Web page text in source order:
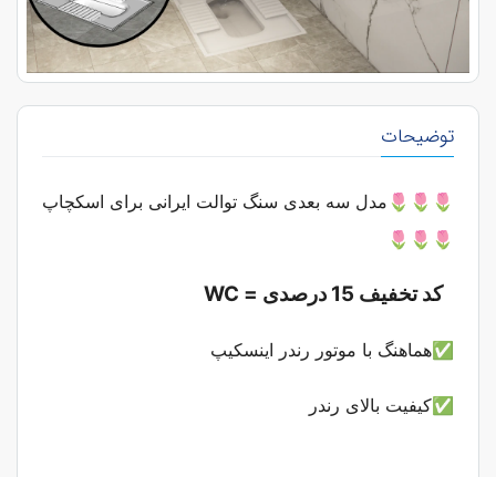
توضیحات
🌷🌷🌷مدل سه بعدی سنگ توالت ایرانی برای اسکچاپ
🌷🌷🌷
کد تخفیف 15 درصدی = WC
✅هماهنگ با موتور رندر اینسکیپ
✅کیفیت بالای رندر